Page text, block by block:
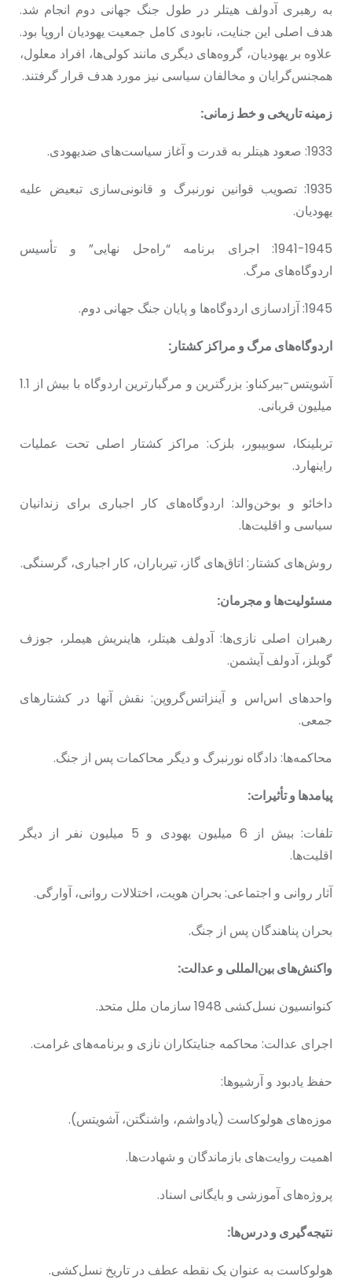
به رهبری آدولف هیتلر در طول جنگ جهانی دوم انجام شد.
هدف اصلی این جنایت، نابودی کامل جمعیت یهودیان اروپا بود.
علاوه بر یهودیان، گروه‌های دیگری مانند کولی‌ها، افراد معلول،
همجنس‌گرایان و مخالفان سیاسی نیز مورد هدف قرار گرفتند.
زمینه تاریخی و خط زمانی:
1933: صعود هیتلر به قدرت و آغاز سیاست‌های ضدیهودی.
1935: تصویب قوانین نورنبرگ و قانونی‌سازی تبعیض علیه
یهودیان.
1941-1945: اجرای برنامه “راه‌حل نهایی” و تأسیس
اردوگاه‌های مرگ.
1945: آزادسازی اردوگاه‌ها و پایان جنگ جهانی دوم.
اردوگاه‌های مرگ و مراکز کشتار:
آشویتس-بیرکناو: بزرگترین و مرگبارترین اردوگاه با بیش از 1.1
میلیون قربانی.
تربلینکا، سوبیبور، بلزک: مراکز کشتار اصلی تحت عملیات
راینهارد.
داخائو و بوخن‌والد: اردوگاه‌های کار اجباری برای زندانیان
سیاسی و اقلیت‌ها.
روش‌های کشتار: اتاق‌های گاز، تیرباران، کار اجباری، گرسنگی.
مسئولیت‌ها و مجرمان:
رهبران اصلی نازی‌ها: آدولف هیتلر، هاینریش هیملر، جوزف
گوبلز، آدولف آیشمن.
واحدهای اس‌اس و آینزاتس‌گروپن: نقش آنها در کشتارهای
جمعی.
محاکمه‌ها: دادگاه نورنبرگ و دیگر محاکمات پس از جنگ.
پیامدها و تأثیرات:
تلفات: بیش از 6 میلیون یهودی و 5 میلیون نفر از دیگر
اقلیت‌ها.
آثار روانی و اجتماعی: بحران هویت، اختلالات روانی، آوارگی.
بحران پناهندگان پس از جنگ.
واکنش‌های بین‌المللی و عدالت:
کنوانسیون نسل‌کشی 1948 سازمان ملل متحد.
اجرای عدالت: محاکمه جنایتکاران نازی و برنامه‌های غرامت.
حفظ یادبود و آرشیوها:
موزه‌های هولوکاست (یادواشم، واشنگتن، آشویتس).
اهمیت روایت‌های بازماندگان و شهادت‌ها.
پروژه‌های آموزشی و بایگانی اسناد.
نتیجه‌گیری و درس‌ها:
هولوکاست به عنوان یک نقطه عطف در تاریخ نسل‌کشی.